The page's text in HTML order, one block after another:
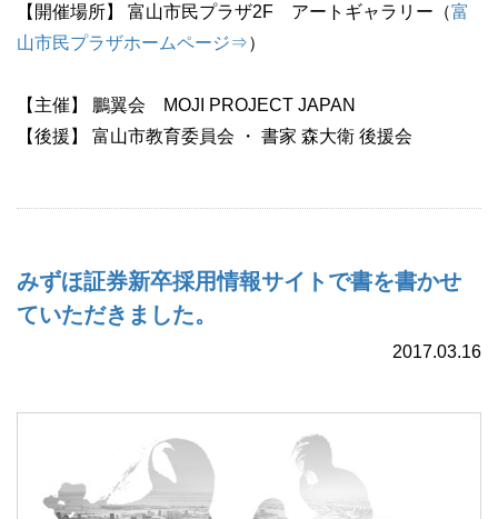
【開催場所】 富山市民プラザ2F アートギャラリー（富
山市民プラザホームページ⇒）
【主催】 鵬翼会 MOJI
PROJECT JAPAN
【後援】 富山市教育委員会 ・ 書家 森大衛 後援会
みずほ証券新卒採用情報サイトで書を書かせ
ていただきました。
2017.03.16